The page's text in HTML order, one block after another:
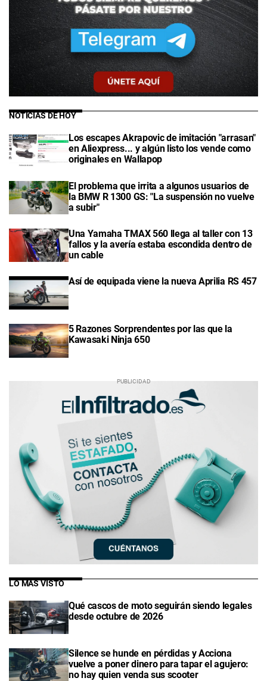
NOTICIAS DE HOY
Los escapes Akrapovic de imitación "arrasan"
en Aliexpress... y algún listo los vende como
originales en Wallapop
El problema que irrita a algunos usuarios de
la BMW R 1300 GS: "La suspensión no vuelve
a subir"
Una Yamaha TMAX 560 llega al taller con 13
fallos y la avería estaba escondida dentro de
un cable
Así de equipada viene la nueva Aprilia RS 457
5 Razones Sorprendentes por las que la
Kawasaki Ninja 650
LO MÁS VISTO
Qué cascos de moto seguirán siendo legales
desde octubre de 2026
Silence se hunde en pérdidas y Acciona
vuelve a poner dinero para tapar el agujero:
no hay quien venda sus scooter